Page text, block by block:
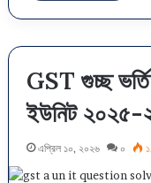
GST গুচ্ছ
ইউনিট ২০২৫-
এপ্রিল ১০, ২০২৬ ০